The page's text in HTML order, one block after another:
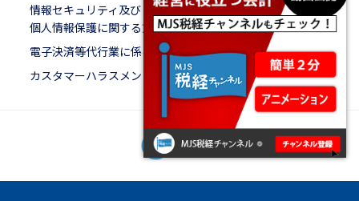
情報セキュリティ及び
個人情報保護に関する方針
電子決済等代行業に係る表示
カスタマーハラスメントに対する基本方針